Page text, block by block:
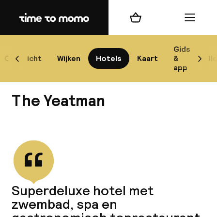
Home
Overzicht Wijken Hotels Kaart
Gids
&
app
Scroll naar links
Winkelmand Menu
The Yeatman
Superdeluxe hotel met
zwembad, spa en